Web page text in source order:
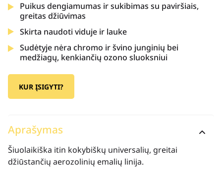
Puikus dengiamumas ir sukibimas su paviršiais,
greitas džiūvimas
Skirta naudoti viduje ir lauke
Sudėtyje nėra chromo ir švino junginių bei
medžiagų, kenkiančių ozono sluoksniui
KUR ĮSIGYTI?
Aprašymas
Šiuolaikiška itin kokybiškų universalių, greitai
džiūstančių aerozolinių emalių linija.